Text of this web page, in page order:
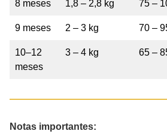
8 meses 1,8 – 2,8 kg 75 –
9 meses 2 – 3 kg 70 –
10–12
meses
3 – 4 kg 65 –
Notas importantes: